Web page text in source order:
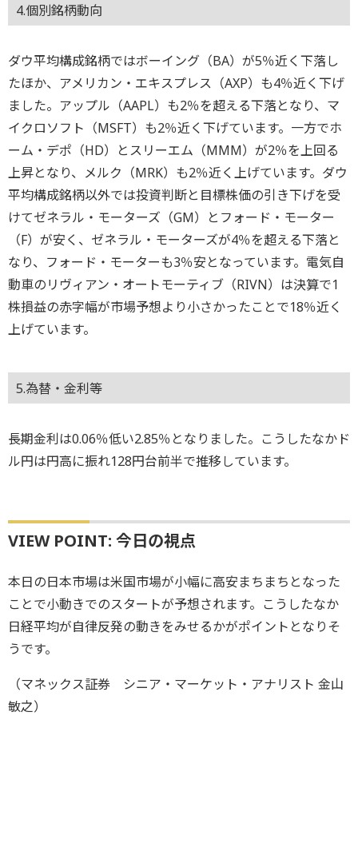
4.個別銘柄動向
ダウ平均構成銘柄ではボーイング（BA）が5％近く下落し
たほか、アメリカン・エキスプレス（AXP）も4％近く下げ
ました。アップル（AAPL）も2％を超える下落となり、マ
イクロソフト（MSFT）も2％近く下げています。一方でホ
ーム・デポ（HD）とスリーエム（MMM）が2％を上回る
上昇となり、メルク（MRK）も2％近く上げています。ダウ
平均構成銘柄以外では投資判断と目標株価の引き下げを受
けてゼネラル・モーターズ（GM）とフォード・モーター
（F）が安く、ゼネラル・モーターズが4％を超える下落と
なり、フォード・モーターも3％安となっています。電気自
動車のリヴィアン・オートモーティブ（RIVN）は決算で1
株損益の赤字幅が市場予想より小さかったことで18％近く
上げています。
5.為替・金利等
長期金利は0.06％低い2.85％となりました。こうしたなかド
ル円は円高に振れ128円台前半で推移しています。
VIEW POINT: 今日の視点
本日の日本市場は米国市場が小幅に高安まちまちとなった
ことで小動きでのスタートが予想されます。こうしたなか
日経平均が自律反発の動きをみせるかがポイントとなりそ
うです。
（マネックス証券 シニア・マーケット・アナリスト 金山
敏之）